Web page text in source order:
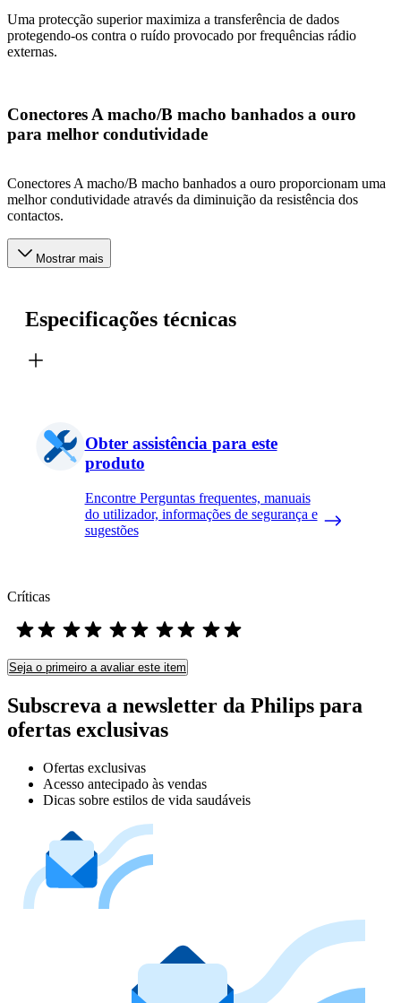
Uma protecção superior maximiza a transferência de dados
protegendo-os contra o ruído provocado por frequências rádio
externas.
Conectores A macho/B macho banhados a ouro
para melhor condutividade
Conectores A macho/B macho banhados a ouro proporcionam uma
melhor condutividade através da diminuição da resistência dos
contactos.
Mostrar mais
Especificações técnicas
Obter assistência para este
produto
Encontre Perguntas frequentes, manuais
do utilizador, informações de segurança e
sugestões
Críticas
Seja o primeiro a avaliar este item
Subscreva a newsletter da Philips para
ofertas exclusivas
Ofertas exclusivas
Acesso antecipado às vendas
Dicas sobre estilos de vida saudáveis